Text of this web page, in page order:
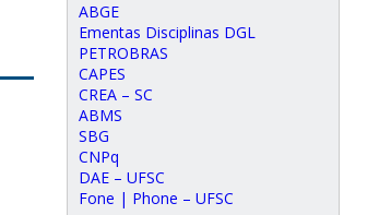
ABGE
Ementas Disciplinas DGL
PETROBRAS
CAPES
CREA – SC
ABMS
SBG
CNPq
DAE – UFSC
Fone | Phone – UFSC